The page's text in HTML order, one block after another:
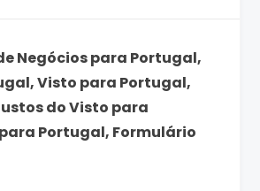
Negócios para Portugal,
Visto para Portugal,
do Visto para
Portugal, Formulário